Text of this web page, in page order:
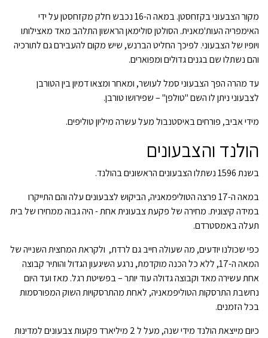
מקור הצבעוני בקזחסטן. במאה ה-16 נכבש חלק מקזחסטן על ידי
האימפריה העות'מאנית. הסולטן סולימאן הראשון התלהב מאד מאצילותו
ויופיו של הצבעוני. לפיכך החליט הברנש, שיש מקום להעבירם גם לתורכיה
והם נשתלו שם בגנים גדולים ומפוארים.
עד מהרה הפך הצבעוני סמל לעושר, ומאחר ומצאו דמיון בין הטורבן
לצבעוני ניתן לו השם "טולפן" – שפירושו טורבן.
מידי אביב, פורחים באיסטנבול מעל עשרה מיליון טוליפים.
הולנד והצבעונים
בשנת 1596 נשתלו הצבעונים הראשונים בהולנד.
במאה ה-17 פרצה הטוליפמאניה, הביקוש לצבעונים עלה והם התייקרו
במידה קיצונית. מחירה של פקעת צבעונית אחת - היה גבוה ממחירו של בית
תעלה באמסטרדם.
כפי שכולנו יודעים, מה שעולה חייב גם לרדת, ולקראת המחצית השנייה של
המאה ה-17, ללא כל הכנה מוקדמת, נרגע השיגעון הגדול והותיר קבוצה
אחת עשירה מאד וקבוצה גדולה עוד יותר – בפשיטת רגל. מאז ועד היום
נחשבת התרסקות הטוליפמאניה, לאחת מהתרסקויות השוק המפורסמות
בכל הזמנים.
כיום מייצאת הולנד מידי שנה, מעל ל 2 מיליארד פקעות צבעונים למדינות